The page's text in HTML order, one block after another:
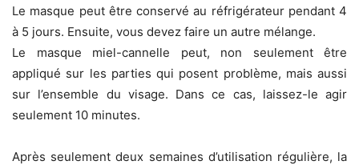
Le masque peut être conservé au réfrigérateur pendant 4
à 5 jours. Ensuite, vous devez faire un autre mélange.
Le masque miel-cannelle peut, non seulement être
appliqué sur les parties qui posent problème, mais aussi
sur l’ensemble du visage. Dans ce cas, laissez-le agir
seulement 10 minutes.
Après seulement deux semaines d’utilisation régulière, la